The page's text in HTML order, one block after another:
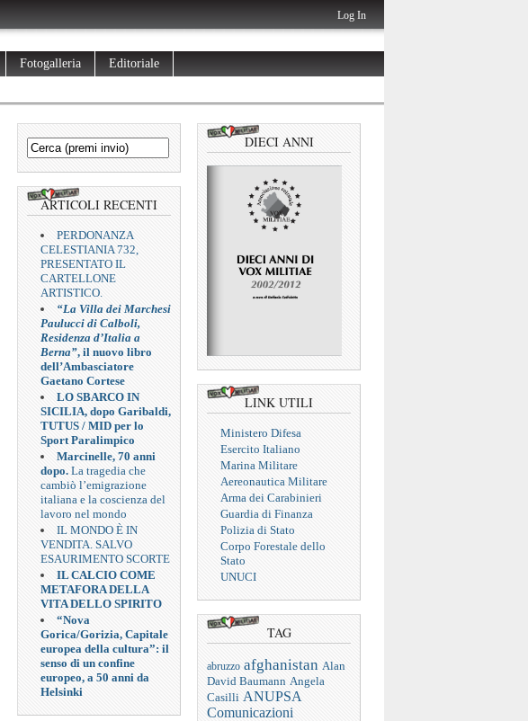
Log In
Fotogalleria Editoriale
ARTICOLI RECENTI
PERDONANZA
CELESTIANIA 732,
PRESENTATO IL
CARTELLONE
ARTISTICO.
“La Villa dei Marchesi
Paulucci di Calboli,
Residenza d’Italia a
Berna”, il nuovo libro
dell’Ambasciatore
Gaetano Cortese
LO SBARCO IN
SICILIA, dopo Garibaldi,
TUTUS / MID per lo
Sport Paralimpico
Marcinelle, 70 anni
dopo. La tragedia che
cambiò l’emigrazione
italiana e la coscienza del
lavoro nel mondo
IL MONDO È IN
VENDITA. SALVO
ESAURIMENTO SCORTE
IL CALCIO COME
METAFORA DELLA
VITA DELLO SPIRITO
“Nova
Gorica/Gorizia, Capitale
europea della cultura”: il
senso di un confine
europeo, a 50 anni da
Helsinki
DIECI ANNI
LINK UTILI
Ministero Difesa
Esercito Italiano
Marina Militare
Aereonautica Militare
Arma dei Carabinieri
Guardia di Finanza
Polizia di Stato
Corpo Forestale dello
Stato
UNUCI
TAG
abruzzo afghanistan Alan
David Baumann Angela
Casilli ANUPSA
Comunicazioni